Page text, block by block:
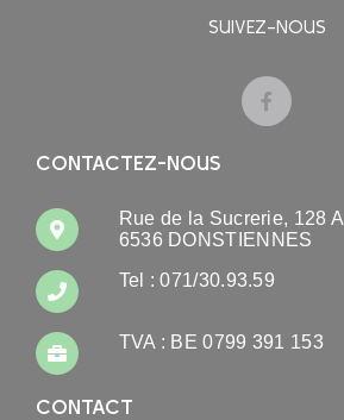
SUIVEZ-NOUS
CONTACTEZ-NOUS
Rue de la Sucrerie, 128 A
6536 DONSTIENNES
Tel : 071/30.93.59
TVA : BE 0799 391 153
CONTACT